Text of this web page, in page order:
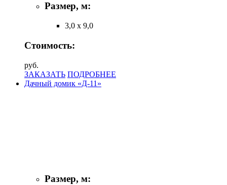
Размер, м:
3,0 х 9,0
Стоимость:
руб.
ЗАКАЗАТЬ ПОДРОБНЕЕ
Дачный домик «Д-11»
Размер, м: